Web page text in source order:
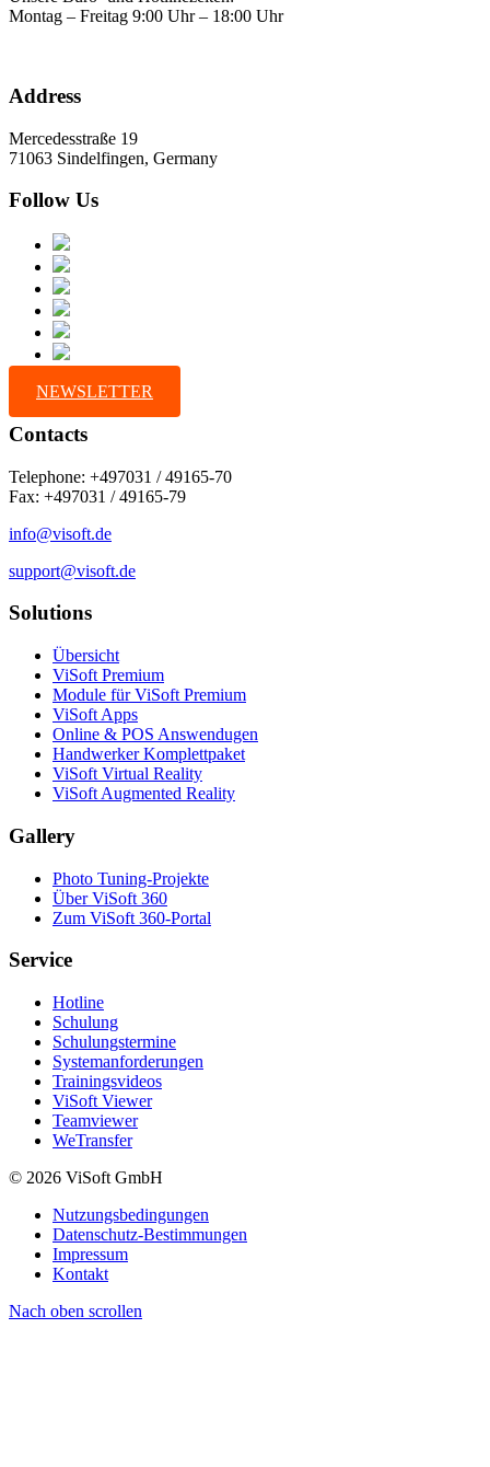
Montag – Freitag 9:00 Uhr – 18:00 Uhr
Address
Mercedesstraße 19
71063 Sindelfingen, Germany
Follow Us
NEWSLETTER
Contacts
Telephone: +497031 / 49165-70
Fax: +497031 / 49165-79
info@visoft.de
support@visoft.de
Solutions
Übersicht
ViSoft Premium
Module für ViSoft Premium
ViSoft Apps
Online & POS Answendugen
Handwerker Komplettpaket
ViSoft Virtual Reality
ViSoft Augmented Reality
Gallery
Photo Tuning-Projekte
Über ViSoft 360
Zum ViSoft 360-Portal
Service
Hotline
Schulung
Schulungstermine
Systemanforderungen
Trainingsvideos
ViSoft Viewer
Teamviewer
WeTransfer
© 2026 ViSoft GmbH
Nutzungsbedingungen
Datenschutz-Bestimmungen
Impressum
Kontakt
Nach oben scrollen